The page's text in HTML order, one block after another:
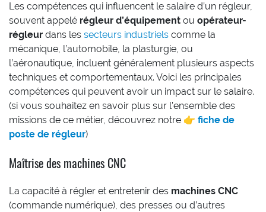
Les compétences qui influencent le salaire d’un régleur,
souvent appelé régleur d’équipement ou opérateur-
régleur dans les secteurs industriels comme la
mécanique, l’automobile, la plasturgie, ou
l’aéronautique, incluent généralement plusieurs aspects
techniques et comportementaux. Voici les principales
compétences qui peuvent avoir un impact sur le salaire.
(si vous souhaitez en savoir plus sur l’ensemble des
missions de ce métier, découvrez notre 👉 fiche de
poste de régleur)
Maîtrise des machines CNC
La capacité à régler et entretenir des machines CNC
(commande numérique), des presses ou d’autres